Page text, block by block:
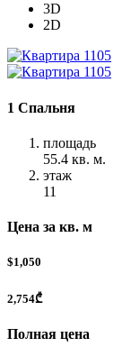
3D
2D
1 Спальня
площадь
55.4 кв. м.
этаж
11
Цена за кв. м
$1,050
2,754₾
Полная цена